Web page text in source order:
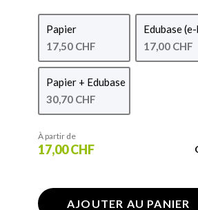
Papier
17,50 CHF
Edubase
17,00 CHF
Papier + Edubase
30,70 CHF
À partir de
17,00 CHF
AJOUTER AU PANIER